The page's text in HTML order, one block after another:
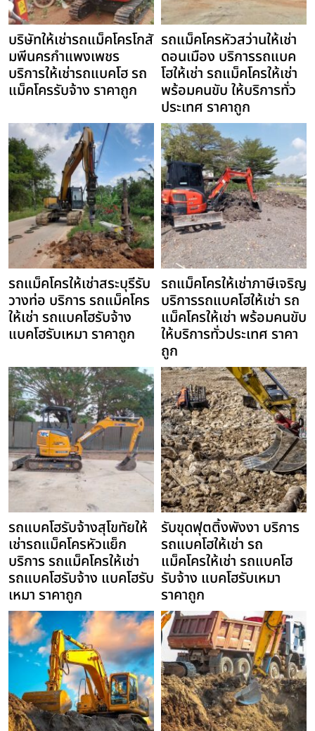
บริษัทให้เช่ารถแม็คโครโกสั
มพีนครกำแพงเพชร
บริการให้เช่ารถแบคโฮ รถ
แม็คโครรับจ้าง ราคาถูก
รถแม็คโครหัวสว่านให้เช่า
ดอนเมือง บริการรถแบค
โฮให้เช่า รถแม็คโครให้เช่า
พร้อมคนขับ ให้บริการทั่ว
ประเทศ ราคาถูก
รถแม็คโครให้เช่าสระบุรีรับ
วางท่อ บริการ รถแม็คโคร
ให้เช่า รถแบคโฮรับจ้าง
แบคโฮรับเหมา ราคาถูก
รถแม็คโครให้เช่าภาษีเจริญ
บริการรถแบคโฮให้เช่า รถ
แม็คโครให้เช่า พร้อมคนขับ
ให้บริการทั่วประเทศ ราคา
ถูก
รถแบคโฮรับจ้างสุโขทัยให้
เช่ารถแม็คโครหัวแย็ก
บริการ รถแม็คโครให้เช่า
รถแบคโฮรับจ้าง แบคโฮรับ
เหมา ราคาถูก
รับขุดฟุตติ้งพังงา บริการ
รถแบคโฮให้เช่า รถ
แม็คโครให้เช่า รถแบคโฮ
รับจ้าง แบคโฮรับเหมา
ราคาถูก